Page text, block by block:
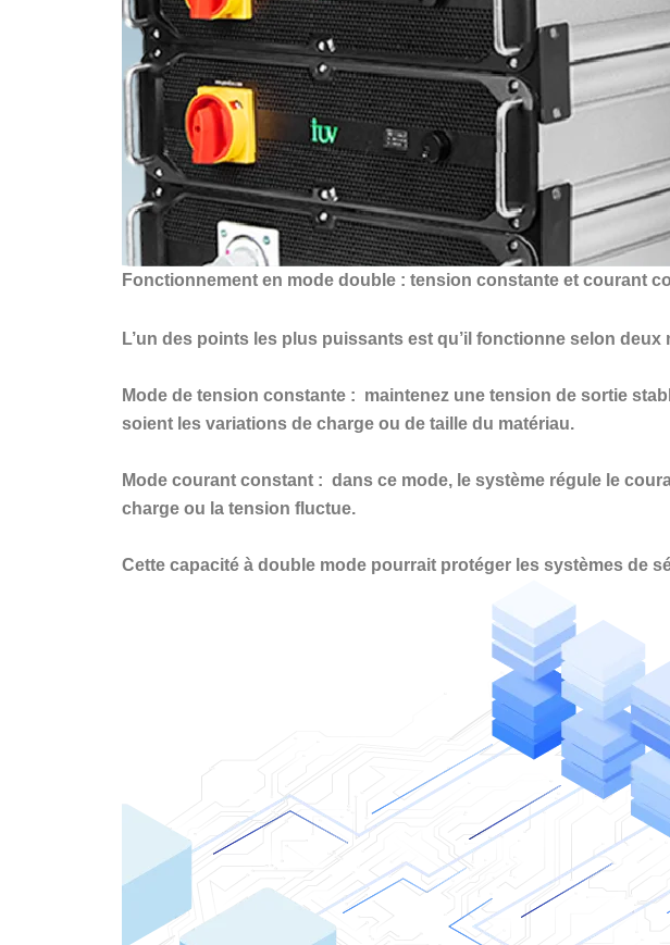
Fonctionnement en mode double : tension constante et courant
L’un des points les plus puissants est qu’il fonctionne selon deux
Mode de tension constante : maintenez une tension de sortie
soient les variations de charge ou de taille du matériau.
Mode courant constant : dans ce mode, le système régule le
charge ou la tension fluctue.
Cette capacité à double mode pourrait protéger les systèmes de